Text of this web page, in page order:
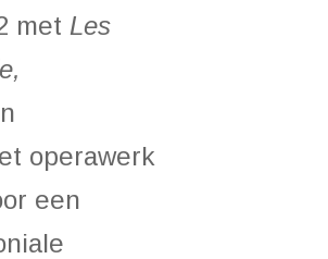
met Les
operawerk
een